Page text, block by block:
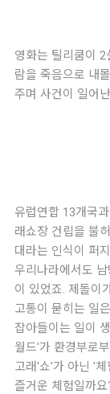
영화는 틸리쿰이
람을 죽음으로 내
주며 사건이 일어
유럽연합 13개국
래쇼장 건립을 불
대라는 인식이 퍼
우리나라에서도
이 있었죠. 제돌이
고통이 묻히는 일
잡아들이는 일이
월드'가 환경부로
고래'쇼'가 아닌 '
즐거운 체험일까요